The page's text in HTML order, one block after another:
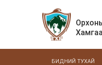
БИДНИЙ ТУХАЙ